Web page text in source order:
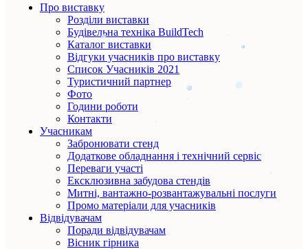
Про виставку
Розділи виставки
Будівельна техніка BuildTech
Каталог виставки
Відгуки учасників про виставку
Список Учасників 2021
Туристичний партнер
Фото
Години роботи
Контакти
Учасникам
Забронювати стенд
Додаткове обладнання і технічний сервіс
Переваги участі
Ексклюзивна забудова стендів
Митні, вантажно-розвантажувальні послуги
Промо матеріали для учасників
Відвідувачам
Поради відвідувачам
Вісник гірника